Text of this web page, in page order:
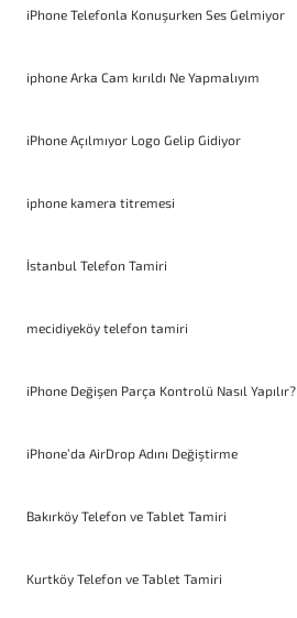
iPhone Telefonla Konuşurken Ses Gelmiyor
iphone Arka Cam kırıldı Ne Yapmalıyım
iPhone Açılmıyor Logo Gelip Gidiyor
iphone kamera titremesi
İstanbul Telefon Tamiri
mecidiyeköy telefon tamiri
iPhone Değişen Parça Kontrolü Nasıl Yapılır?
iPhone’da AirDrop Adını Değiştirme
Bakırköy Telefon ve Tablet Tamiri
Kurtköy Telefon ve Tablet Tamiri